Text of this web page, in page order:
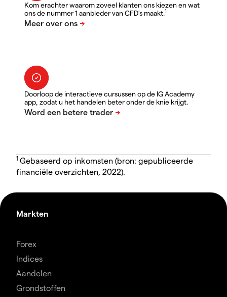
Kom erachter waarom zoveel klanten ons kiezen en wat
ons de nummer 1 aanbieder van CFD's maakt.1
Doorloop de interactieve cursussen op de IG Academy
app, zodat u het handelen beter onder de knie krijgt.
1 Gebaseerd op inkomsten (bron: gepubliceerde
financiële overzichten, 2022).
Markten
Forex
Indices
Aandelen
Grondstoffen